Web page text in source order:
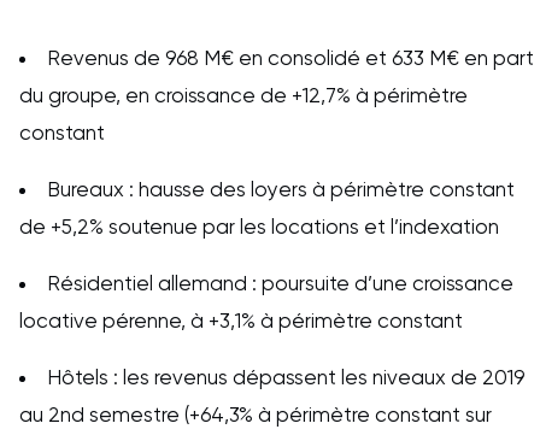
Revenus de 968 M€ en consolidé et 633 M€ en part
du groupe, en croissance de +12,7% à périmètre
constant
Bureaux : hausse des loyers à périmètre constant
de +5,2% soutenue par les locations et l’indexation
Résidentiel allemand : poursuite d’une croissance
locative pérenne, à +3,1% à périmètre constant
Hôtels : les revenus dépassent les niveaux de 2019
au 2nd semestre (+64,3% à périmètre constant sur